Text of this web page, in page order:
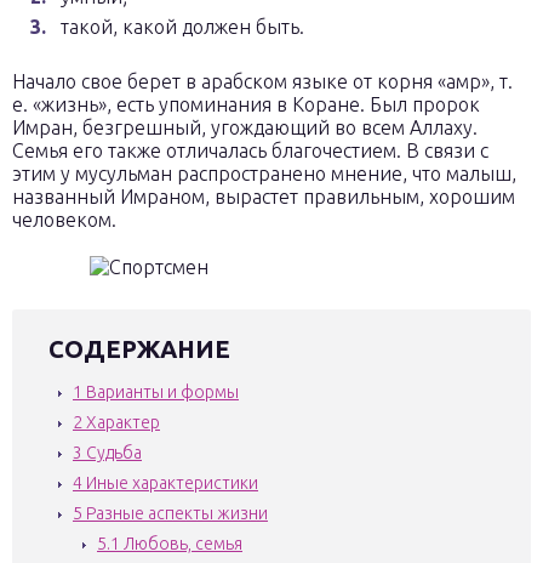
такой, какой должен быть.
Начало свое берет в арабском языке от корня «амр», т.
е. «жизнь», есть упоминания в Коране. Был пророк
Имран, безгрешный, угождающий во всем Аллаху.
Семья его также отличалась благочестием. В связи с
этим у мусульман распространено мнение, что малыш,
названный Имраном, вырастет правильным, хорошим
человеком.
СОДЕРЖАНИЕ
1 Варианты и формы
2 Характер
3 Судьба
4 Иные характеристики
5 Разные аспекты жизни
5.1 Любовь, семья